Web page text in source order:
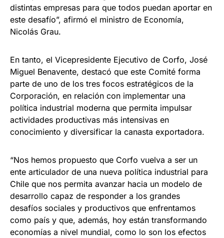
distintas empresas para que todos puedan aportar en
este desafío”, afirmó el ministro de Economía,
Nicolás Grau.
En tanto, el Vicepresidente Ejecutivo de Corfo, José
Miguel Benavente, destacó que este Comité forma
parte de uno de los tres focos estratégicos de la
Corporación, en relación con implementar una
política industrial moderna que permita impulsar
actividades productivas más intensivas en
conocimiento y diversificar la canasta exportadora.
“Nos hemos propuesto que Corfo vuelva a ser un
ente articulador de una nueva política industrial para
Chile que nos permita avanzar hacia un modelo de
desarrollo capaz de responder a los grandes
desafíos sociales y productivos que enfrentamos
como país y que, además, hoy están transformando
economías a nivel mundial, como lo son los efectos